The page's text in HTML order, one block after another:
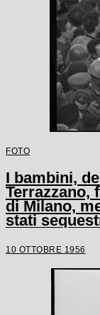
FOTO
I bambini,
Terrazzano,
di Milano,
stati
10 OTTOBRE 1956